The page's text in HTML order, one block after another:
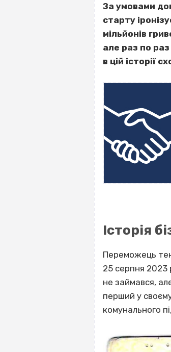
За умовами
старту
мільйонів
але раз по раз
в цій історії
Історія
Переможець
25 серпня 2023
не займався,
перший у
комунального